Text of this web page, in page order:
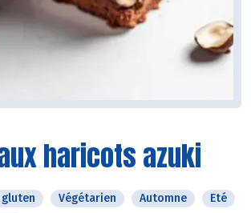
haricots azuki
gluten Végétarien Automne
Eté